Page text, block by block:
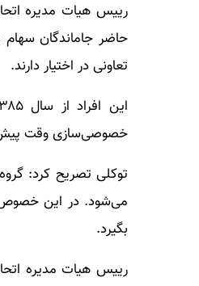
رییس هیات مدیره
تعاونی در اختیار دارند.
خصوصی‌سازی وقت پیش
بگیرد.